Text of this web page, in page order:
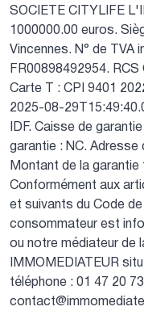
SOCIETE CITYLIFE
1000000.00 euros.
Vincennes. N° de TVA
FR00898492954. RCS
Carte T : CPI 9401
2025-08-
IDF. Caisse de
garantie : NC. Adresse
Montant de la garantie
Conformément aux
et suivants du Code
consommateur est
ou notre médiateur de
IMMOMEDIATEUR
téléphone : 01 47 20